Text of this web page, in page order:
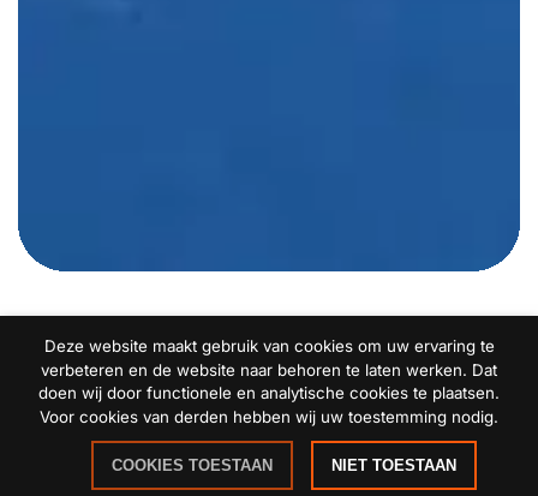
Gymles
vanaf
Deze website maakt gebruik van cookies om uw ervaring te
verbeteren en de website naar behoren te laten werken. Dat
doen wij door functionele en analytische cookies te plaatsen.
Voor cookies van derden hebben wij uw toestemming nodig.
COOKIES TOESTAAN NIET TOESTAAN